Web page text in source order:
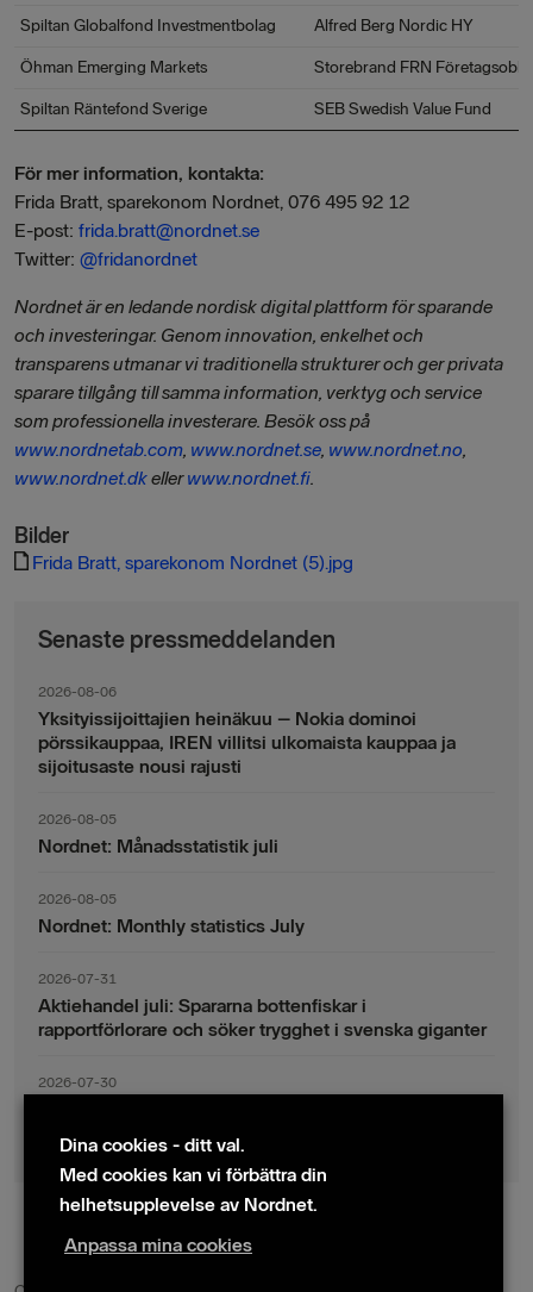
Spiltan Globalfond Investmentbolag Alfred Berg Nordic HY
Öhman Emerging Markets Storebrand FRN
Spiltan Räntefond Sverige SEB Swedish Value Fund
För mer information, kontakta:
Frida Bratt, sparekonom Nordnet, 076 495 92 12
E-post: frida.bratt@nordnet.se
Twitter: @fridanordnet
Nordnet är en ledande nordisk digital plattform för sparande
och investeringar. Genom innovation, enkelhet och
transparens utmanar vi traditionella strukturer och ger privata
sparare tillgång till samma information, verktyg och service
som professionella investerare. Besök oss på
www.nordnetab.com, www.nordnet.se, www.nordnet.no,
www.nordnet.dkellerwww.nordnet.fi.
Bilder
Frida Bratt, sparekonom Nordnet (5).jpg
Senaste pressmeddelanden
2026-08-06
Yksityissijoittajien heinäkuu – Nokia dominoi
pörssikauppaa, IREN villitsi ulkomaista kauppaa ja
sijoitusaste nousi rajusti
2026-08-05
Nordnet: Månadsstatistik juli
2026-08-05
Nordnet: Monthly statistics July
2026-07-31
Aktiehandel juli: Spararna bottenfiskar i
rapportförlorare och söker trygghet i svenska giganter
2026-07-30
indexsparandet ligger fast
© 2024 Nordnet AB (publ)
Dina cookies - ditt val.
Med cookies kan vi förbättra din
helhetsupplevelse av Nordnet.
Anpassa mina cookies